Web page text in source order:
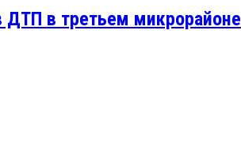
в третьем микрорайоне